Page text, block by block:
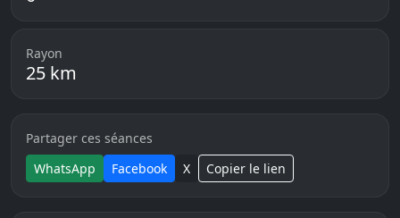
Rayon
25 km
Partager ces séances
WhatsApp
Facebook X Copier le lien